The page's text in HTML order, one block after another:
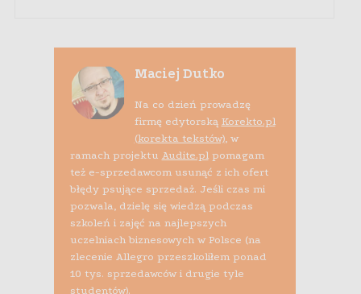
Maciej Dutko
Na co dzień prowadzę
firmę edytorską Korekto.pl
(korekta tekstów), w
ramach projektu Audite.plpomagam
też e-sprzedawcom usunąć z ich ofert
błędy psujące sprzedaż. Jeśli czas mi
pozwala, dzielę się wiedzą podczas
szkoleń i zajęć na najlepszych
uczelniach biznesowych w Polsce (na
zlecenie Allegro przeszkoliłem ponad
10 tys. sprzedawców i drugie tyle
studentów).